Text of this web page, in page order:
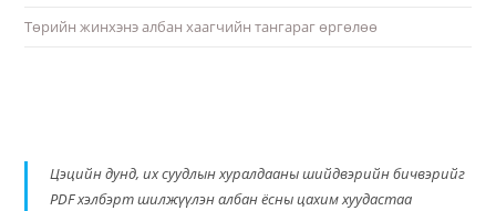
Төрийн жинхэнэ албан хаагчийн тангараг өргөлөө
Цэцийн дунд, их суудлын хуралдааны шийдвэрийн бичвэрийг
PDF хэлбэрт шилжүүлэн албан ёсны цахим хуудастаа